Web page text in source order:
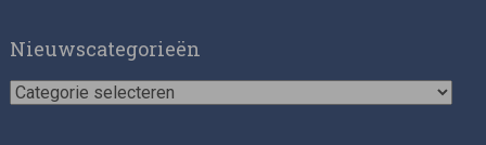
Nieuwscategorieën
Nieuwscategorieën